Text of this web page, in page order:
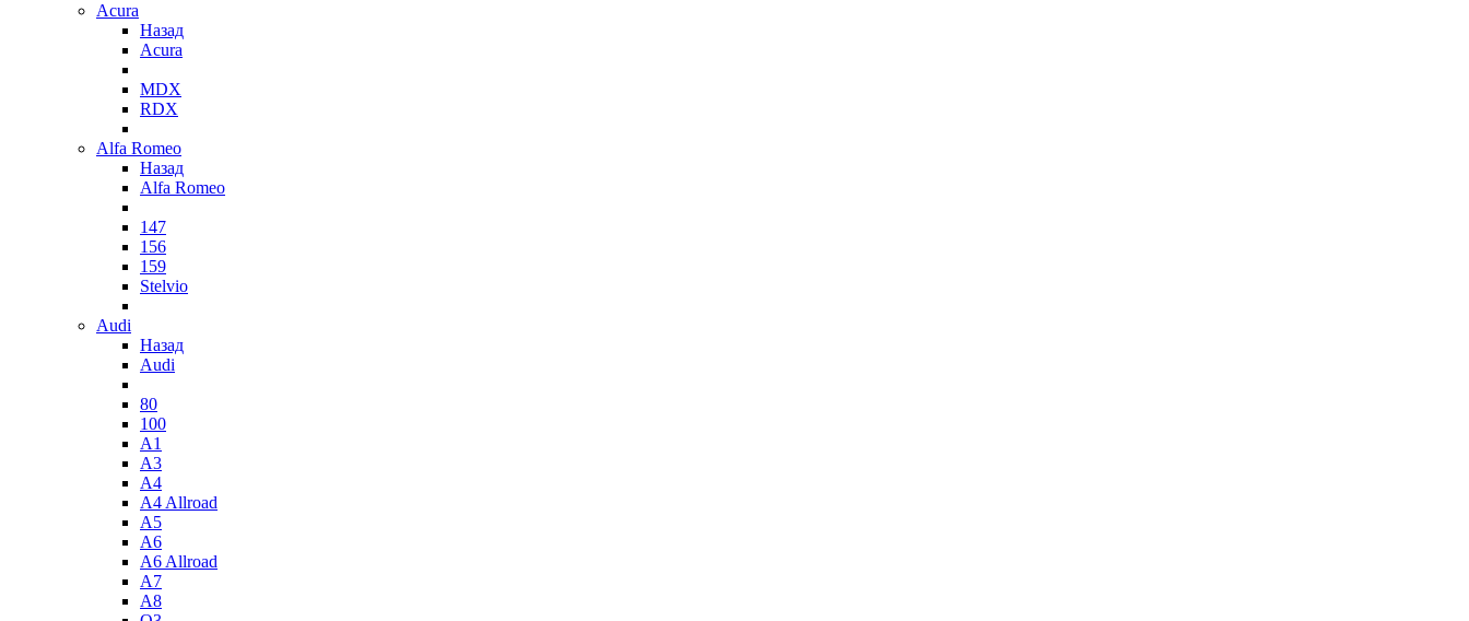
Acura
Назад
Acura
MDX
RDX
Alfa Romeo
Назад
Alfa Romeo
147
156
159
Stelvio
Audi
Назад
Audi
80
100
A1
A3
A4
A4 Allroad
A5
A6
A6 Allroad
A7
A8